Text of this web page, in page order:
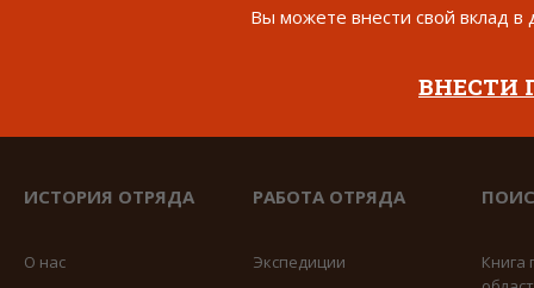
Вы можете внести свой вклад в
ВНЕСТИ
ИСТОРИЯ ОТРЯДА
О нас
РАБОТА ОТРЯДА
Экспедиции
Книга